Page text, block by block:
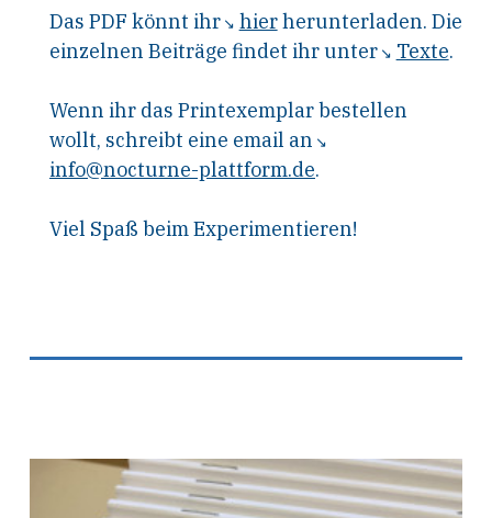
Das PDF könnt ihr hierherunterladen. Die
einzelnen Beiträge findet ihr unter
Texte.
Wenn ihr das Printexemplar bestellen
wollt, schreibt eine email an
info@nocturne-plattform.de.
Viel Spaß beim Experimentieren!